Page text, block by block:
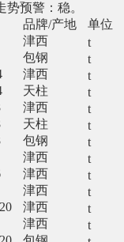
预警：稳。
品牌/产地
单位
津西
t
包钢
t
津西
t
天柱
t
津西
t
天柱
t
包钢
t
津西
t
津西
t
津西
t
津西
t
津西
t